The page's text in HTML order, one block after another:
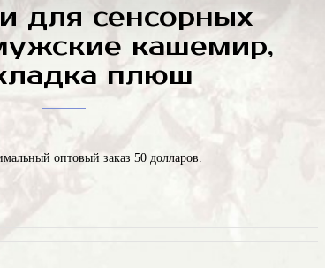
для сенсорных
кашемир,
плюш
оптовый заказ 50 долларов.